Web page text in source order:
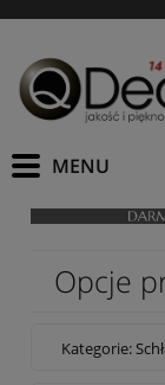
Opcje
Kategorie: